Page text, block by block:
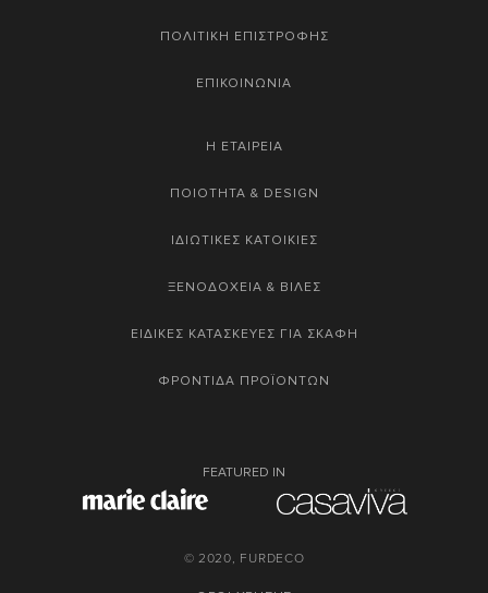
ΠΟΛΙΤΙΚΗ ΕΠΙΣΤΡΟΦΗΣ
ΕΠΙΚΟΙΝΩΝΙΑ
Η ΕΤΑΙΡΕΙΑ
ΠΟΙΟΤΗΤΑ & DESIGN
ΙΔΙΩΤΙΚΕΣ ΚΑΤΟΙΚΙΕΣ
ΞΕΝΟΔΟΧΕΙΑ & ΒΙΛΕΣ
ΕΙΔΙΚΕΣ ΚΑΤΑΣΚΕΥΕΣ ΓΙΑ ΣΚΑΦΗ
ΦΡΟΝΤΙΔΑ ΠΡΟΪΟΝΤΩΝ
FEATURED IN
© 2020, FURDECO